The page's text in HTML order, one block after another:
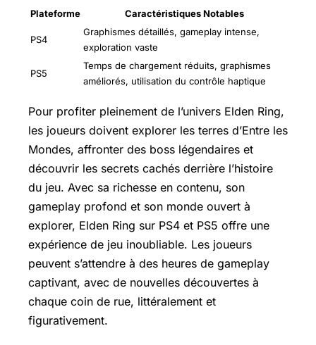
Plateforme Caractéristiques Notables
PS4
Graphismes détaillés, gameplay intense,
exploration vaste
PS5
Temps de chargement réduits, graphismes
améliorés, utilisation du contrôle haptique
Pour profiter pleinement de l’univers Elden Ring,
les joueurs doivent explorer les terres d’Entre les
Mondes, affronter des boss légendaires et
découvrir les secrets cachés derrière l’histoire
du jeu. Avec sa richesse en contenu, son
gameplay profond et son monde ouvert à
explorer, Elden Ring sur PS4 et PS5 offre une
expérience de jeu inoubliable. Les joueurs
peuvent s’attendre à des heures de gameplay
captivant, avec de nouvelles découvertes à
chaque coin de rue, littéralement et
figurativement.